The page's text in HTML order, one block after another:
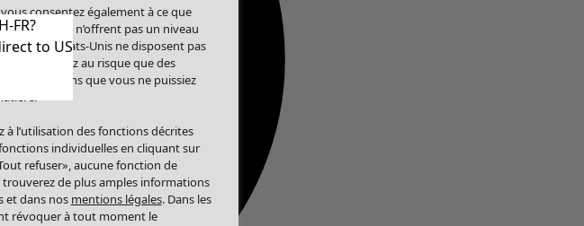
FR?
to US
consentez également à ce que
États-Unis n’offrent pas un niveau
Les États-Unis ne disposent pas
exposez au risque que des
sans que vous ne puissiez
à l’utilisation des fonctions décrites
individuelles en cliquant sur
refuser», aucune fonction de
de plus amples informations
et dans nos mentions légales. Dans les
révoquer à tout moment le